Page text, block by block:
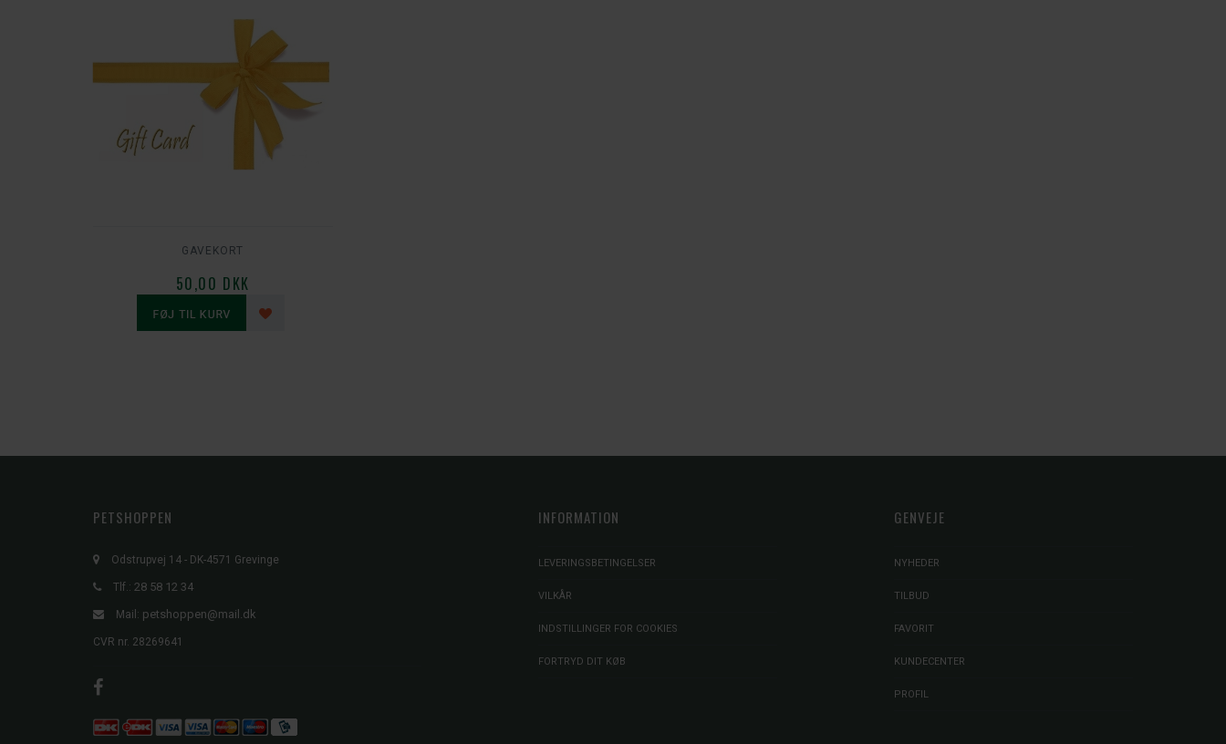
GAVEKORT
50,00 DKK
PETSHOPPEN
Odstrupvej 14 - DK-4571 Grevinge
Tlf.: 28 58 12 34
Mail: petshoppen@mail.dk
CVR nr. 28269641
INFORMATION
LEVERINGSBETINGELSER
VILKÅR
INDSTILLINGER FOR COOKIES
FORTRYD DIT KØB
GENVEJE
NYHEDER
TILBUD
FAVORIT
KUNDECENTER
PROFIL